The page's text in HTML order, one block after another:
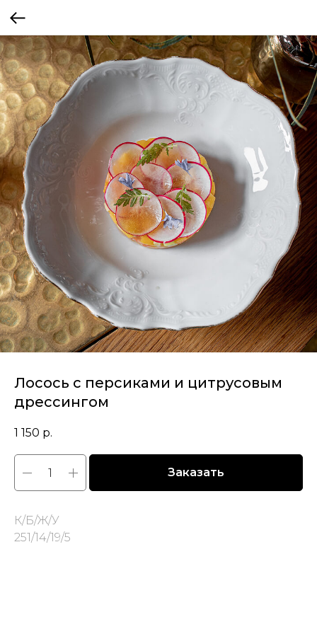
Лосось с персиками и цитрусовым
дрессингом
1 150 р.
Заказать
К/Б/Ж/У
251/14/19/5